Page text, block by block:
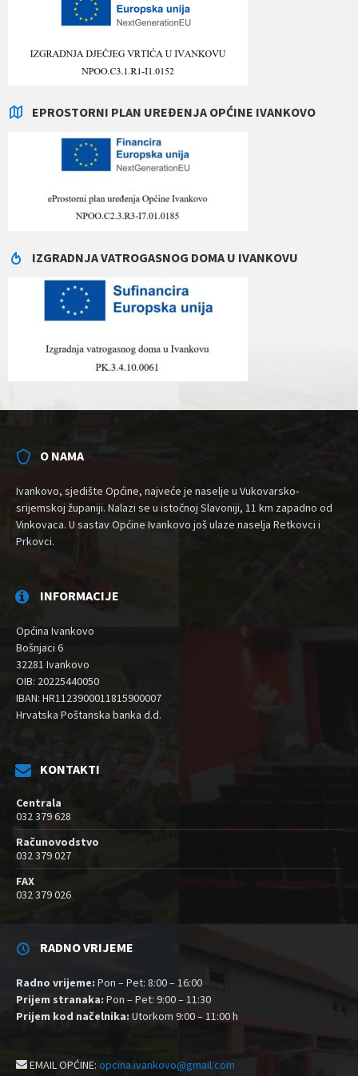
EPROSTORNI PLAN UREĐENJA OPĆINE IVANKOVO
IZGRADNJA VATROGASNOG DOMA U IVANKOVU
O NAMA
Ivankovo, sjedište Općine, najveće je naselje u Vukovarsko-
srijemskoj županiji. Nalazi se u istočnoj Slavoniji, 11 km zapadno od
Vinkovaca. U sastav Općine Ivankovo još ulaze naselja Retkovci i
Prkovci.
INFORMACIJE
Općina Ivankovo
Bošnjaci 6
32281 Ivankovo
OIB: 20225440050
IBAN: HR1123900011815900007
Hrvatska Poštanska banka d.d.
KONTAKTI
Centrala
032 379 628
Računovodstvo
032 379 027
FAX
032 379 026
RADNO VRIJEME
Radno vrijeme: Pon – Pet: 8:00 – 16:00
Prijem stranaka: Pon – Pet: 9:00 – 11:30
Prijem kod načelnika: Utorkom 9:00 – 11:00 h
EMAIL OPĆINE: opcina.ivankovo@gmail.com